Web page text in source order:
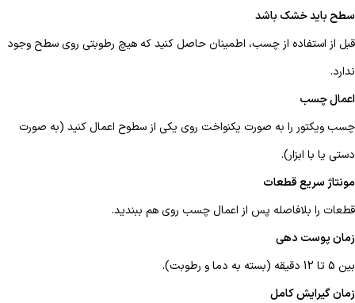
سطح باید خشک باشد
قبل از استفاده از چسب، اطمینان حاصل کنید که هیچ رطوبتی روی سطح وجود
ندارد.
اعمال چسب
چسب ویکتور را به صورت یکنواخت روی یکی از سطوح اعمال کنید (به صورت
دستی یا با ابزار).
مونتاژ سریع قطعات
قطعات را بلافاصله پس از اعمال چسب روی هم ببندید.
زمان پوست دهی
بین 5 تا 12 دقیقه (بسته به دما و رطوبت).
زمان گیرایش کامل